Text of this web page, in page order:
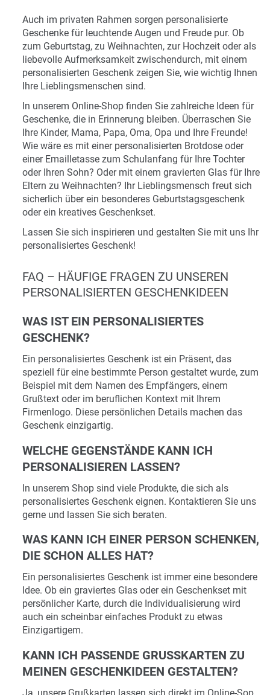
Auch im privaten Rahmen sorgen personalisierte
Geschenke für leuchtende Augen und Freude pur. Ob
zum Geburtstag, zu Weihnachten, zur Hochzeit oder als
liebevolle Aufmerksamkeit zwischendurch, mit einem
personalisierten Geschenk zeigen Sie, wie wichtig Ihnen
Ihre Lieblingsmenschen sind.
In unserem Online-Shop finden Sie zahlreiche Ideen für
Geschenke, die in Erinnerung bleiben. Überraschen Sie
Ihre Kinder, Mama, Papa, Oma, Opa und Ihre Freunde!
Wie wäre es mit einer personalisierten Brotdose oder
einer Emailletasse zum Schulanfang für Ihre Tochter
oder Ihren Sohn? Oder mit einem gravierten Glas für Ihre
Eltern zu Weihnachten? Ihr Lieblingsmensch freut sich
sicherlich über ein besonderes Geburtstagsgeschenk
oder ein kreatives Geschenkset.
Lassen Sie sich inspirieren und gestalten Sie mit uns Ihr
personalisiertes Geschenk!
FAQ – HÄUFIGE FRAGEN ZU UNSEREN
PERSONALISIERTEN GESCHENKIDEEN
WAS IST EIN PERSONALISIERTES
GESCHENK?
Ein personalisiertes Geschenk ist ein Präsent, das
speziell für eine bestimmte Person gestaltet wurde, zum
Beispiel mit dem Namen des Empfängers, einem
Grußtext oder im beruflichen Kontext mit Ihrem
Firmenlogo. Diese persönlichen Details machen das
Geschenk einzigartig.
WELCHE GEGENSTÄNDE KANN ICH
PERSONALISIEREN LASSEN?
In unserem Shop sind viele Produkte, die sich als
personalisiertes Geschenk eignen. Kontaktieren Sie uns
gerne und lassen Sie sich beraten.
WAS KANN ICH EINER PERSON SCHENKEN,
DIE SCHON ALLES HAT?
Ein personalisiertes Geschenk ist immer eine besondere
Idee. Ob ein graviertes Glas oder ein Geschenkset mit
persönlicher Karte, durch die Individualisierung wird
auch ein scheinbar einfaches Produkt zu etwas
Einzigartigem.
KANN ICH PASSENDE GRUSSKARTEN ZU M
EINEN GESCHENKIDEEN GESTALTEN?
Ja, unsere Grußkarten lassen sich direkt im Online-Sop